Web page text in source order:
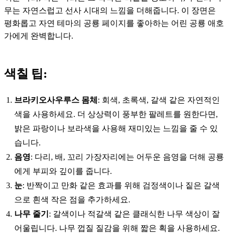
무는 자연스럽고 선사 시대의 느낌을 더해줍니다. 이 장면은
평화롭고 자연 테마의 공룡 페이지를 좋아하는 어린 공룡 애호
가에게 완벽합니다.
색칠 팁:
브라키오사우루스 몸체 : 회색, 초록색, 갈색 같은 자연적인
색을 사용하세요. 더 상상력이 풍부한 팔레트를 원한다면,
밝은 파랑이나 보라색을 사용해 재미있는 느낌을 줄 수 있
습니다.
음영: 다리, 배, 꼬리 가장자리에는 어두운 음영을 더해 공룡
에게 부피와 깊이를 줍니다.
눈: 반짝이고 만화 같은 효과를 위해 검정색이나 짙은 갈색
으로 흰색 작은 점을 추가하세요.
나무 줄기 : 갈색이나 적갈색 같은 클래식한 나무 색상이 잘
어울립니다. 나무 껍질 질감을 위해 짧은 획을 사용하세요.